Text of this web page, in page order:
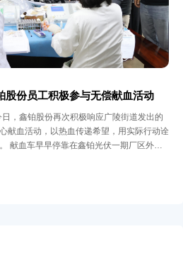
对这一行业痛点展开攻关，并对飞行汽车车
度、断后伸长率、应力腐蚀指标设定了严格
提升飞行汽车车身结构的轻量化程度与安全
力提升提供材料基础。 作为国内铝型材及
已在飞行汽车零部件领域取得实质性进展。
段。预计明年一季度末，相关产品将实现大
模化应用。 三、以科研为翼，翱翔低空经
空，不仅需要智能算法与新能源技术，更
作为产业基石。安徽省博士后科研工作站的
了新的翅膀。随着高强韧铝镁合金项目的深
股份员工积极参与无偿献血活动
，鑫铂股份再次积极响应广陵街道发出的
献血活动，以热血传递希望，用实际行动诠
献血车早早停靠在鑫铂光伏一期厂区外的
司行政部门组织人员的指引下，井然有序地
可爱的鑫铂人，用他们看似微小的个人行
洪流。 公司始终坚信，企业的价值既在于